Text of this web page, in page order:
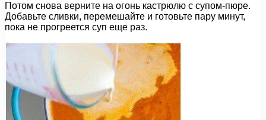
Потом снова верните на огонь кастрюлю с супом-пюре.
Добавьте сливки, перемешайте и готовьте пару минут,
пока не прогреется суп еще раз.